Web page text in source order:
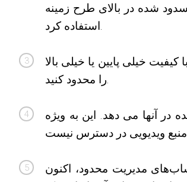
شده در بالای طرح زمینه
استفاده کرد.
خیلی پایین یا خیلی بالا
را محدود کنید.
در آنها می دهد. این به ویژه
مدیریت محدود، اکنون